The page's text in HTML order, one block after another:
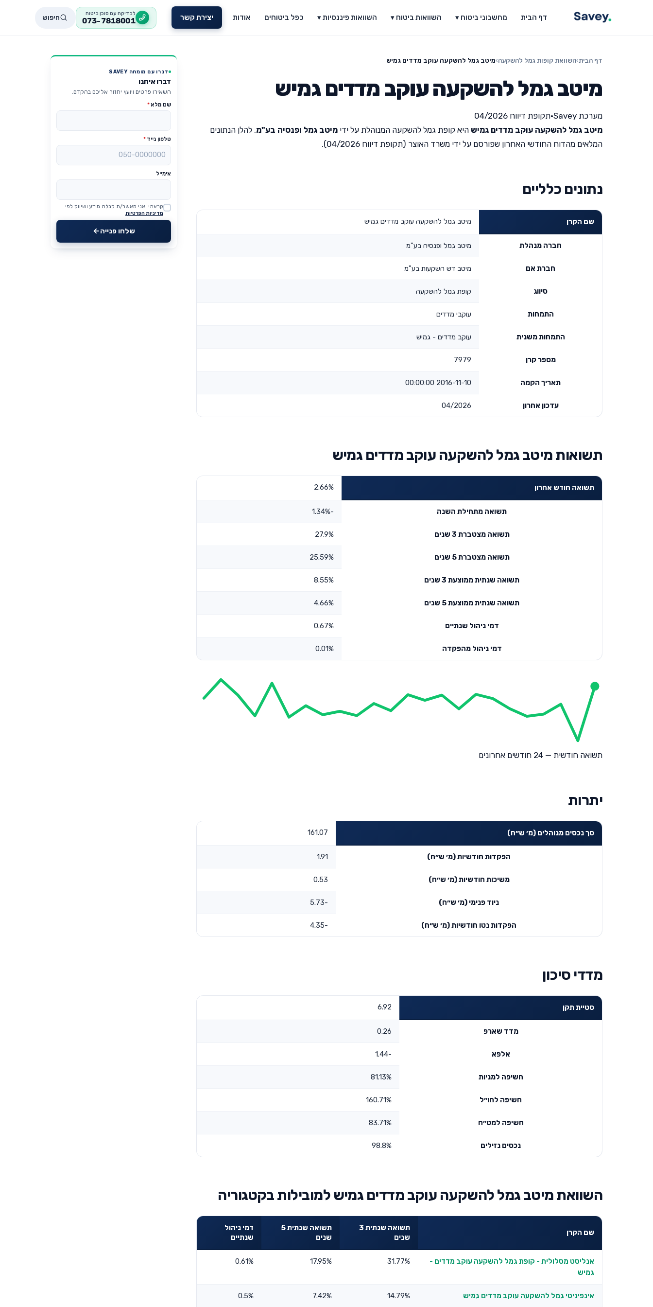
דף הבית מחשבוני ביטוח ▾ השוואות ביטוח ▾ השוואות פיננסיות ▾ כפל ביטוחים אודות יצירת קשר לבדיקה עם סוכן ביטוח
073-7818001 חיפוש
דף הבית›השוואת קופות גמל להשקעה›מיטב גמל להשקעה עוקב מדדים גמיש
מיטב גמל להשקעה עוקב מדדים גמיש
מערכת Savey •תקופת דיווח 04/2026
מיטב גמל להשקעה עוקב מדדים גמיש היא קופת גמל להשקעה המנוהלת על ידי מיטב גמל ופנסיה בע"מ. להלן הנתונים
המלאים מהדוח החודשי האחרון שפורסם על ידי משרד האוצר (תקופת דיווח 04/2026).
נתונים כלליים
שם הקרן מיטב גמל להשקעה עוקב מדדים גמיש
חברה מנהלת מיטב גמל ופנסיה בע"מ
חברת אם מיטב דש השקעות בע"מ
סיווג קופת גמל להשקעה
התמחות עוקבי מדדים
התמחות משנית עוקב מדדים - גמיש
מספר קרן 7979
תאריך הקמה 2016-11-10 00:00:00
עדכון אחרון 04/2026
תשואות מיטב גמל להשקעה עוקב מדדים גמיש
תשואה חודש אחרון 2.66%
תשואה מתחילת השנה -1.34%
תשואה מצטברת 3 שנים 27.9%
תשואה מצטברת 5 שנים 25.59%
תשואה שנתית ממוצעת 3 שנים 8.55%
תשואה שנתית ממוצעת 5 שנים 4.66%
דמי ניהול שנתיים 0.67%
דמי ניהול מהפקדה 0.01%
תשואה חודשית — 24 חודשים אחרונים
יתרות
סך נכסים מנוהלים (מ׳ ש״ח) 161.07
הפקדות חודשיות (מ׳ ש״ח) 1.91
משיכות חודשיות (מ׳ ש״ח) 0.53
ניוד פנימי (מ׳ ש״ח) -5.73
הפקדות נטו חודשיות (מ׳ ש״ח) -4.35
מדדי סיכון
סטיית תקן 6.92
מדד שארפ 0.26
אלפא -1.44
חשיפה למניות 81.13%
חשיפה לחו״ל 160.71%
חשיפה למט״ח 83.71%
נכסים נזילים 98.8%
השוואת מיטב גמל להשקעה עוקב מדדים גמיש למובילות בקטגוריה
שם הקרן
תשואה שנתית 3
שנים
תשואה שנתית 5
שנים
דמי ניהול
שנתיים
אנליסט מסלולית - קופת גמל להשקעה עוקב מדדים -
גמיש
31.77%
17.95%
0.61%
אינפיניטי גמל להשקעה עוקב מדדים גמיש 14.79%
7.42%
0.5%
דברו עם מומחה SAVEY
דברו איתנו
השאירו פרטים ויועץ יחזור אליכם בהקדם.
שם מלא*
טלפון נייד *
אימייל
Website
קראתי ואני מאשר/ת קבלת מידע ושיווק לפי
מדיניות הפרטיות
שלחו פנייה